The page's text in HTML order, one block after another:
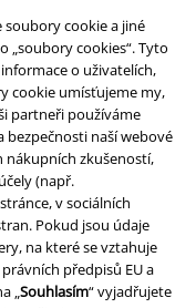
cookie a jiné
„soubory cookies“. Tyto
o uživatelích,
cookie umísťujeme my,
partneři používáme
naší webové
nákupních zkušeností,
(např.
v sociálních
Pokud jsou údaje
na které se vztahuje
předpisů EU a
„Souhlasím“ vyjadřujete
využijte všechny nové
Company